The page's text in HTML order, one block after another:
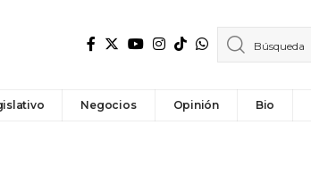
Negocios Opinión Bio